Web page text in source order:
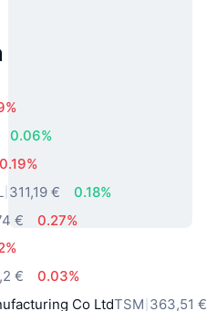
reálneho
0.06%
0.19%
311,19 €
0.18%
€
0.27%
€
0.03%
Co LtdTSM 363,51 €